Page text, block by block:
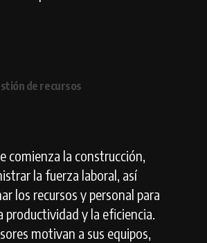
de recursos
comienza la construcción,
la fuerza laboral, así
los recursos y personal para
productividad y la eficiencia.
motivan a sus equipos,